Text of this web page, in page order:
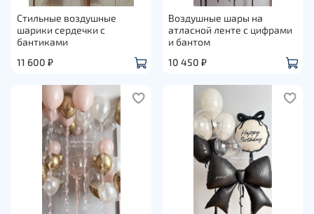
Стильные воздушные
шарики сердечки с
бантиками
11 600 ₽
Воздушные шары на
атласной ленте с цифрами
и бантом
10 450 ₽